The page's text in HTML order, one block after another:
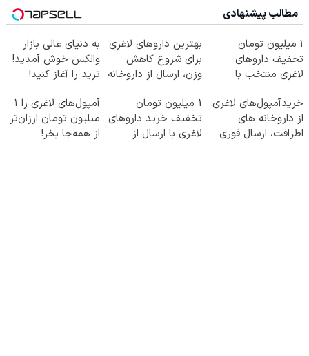
مطالب پیشنهادی
۱ میلیون تومان
تخفیف داروهای
لاغری منتخب با
نزدیکت
بهترین داروهای لاغری
برای شروع کاهش
وزن، ارسال از داروخانه
به دنیای عالی بازار
والکس خوش آمدید!
ترید را آغاز کنید!
خریدآمپول‌های لاغری
از داروخانه های
اطرافت، ارسال فوری
1 میلیون تومان
تخفیف خرید داروهای
لاغری با ارسال از
آمپول‌های لاغری را ۱
میلیون تومان ارزان‌تر
از همه‌جا بخر!